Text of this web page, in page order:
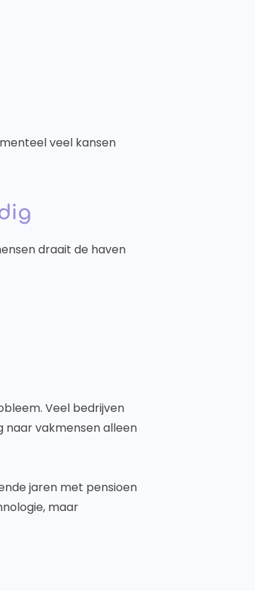
veel kansen
draait de haven
Veel bedrijven
naar vakmensen alleen
jaren met pensioen
maar